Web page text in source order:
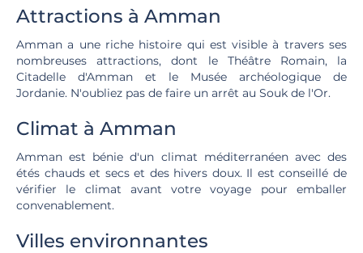
Attractions à Amman
Amman a une riche histoire qui est visible à travers ses
nombreuses attractions, dont le Théâtre Romain, la
Citadelle d'Amman et le Musée archéologique de
Jordanie. N'oubliez pas de faire un arrêt au Souk de l'Or.
Climat à Amman
Amman est bénie d'un climat méditerranéen avec des
étés chauds et secs et des hivers doux. Il est conseillé de
vérifier le climat avant votre voyage pour emballer
convenablement.
Villes environnantes